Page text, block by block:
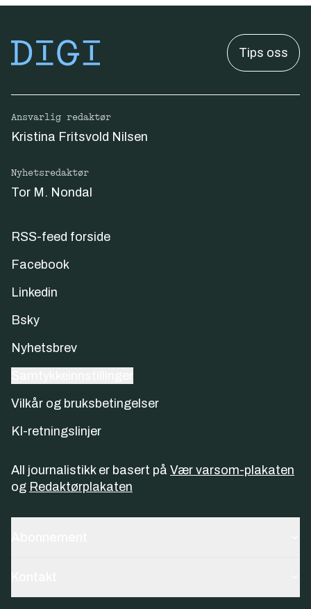
Tips oss
Ansvarlig redaktør
Kristina Fritsvold Nilsen
Nyhetsredaktør
Tor M. Nondal
RSS-feed forside
Facebook
Linkedin
Bsky
Nyhetsbrev
Vilkår og bruksbetingelser
KI-retningslinjer
All journalistikk er basert på Vær varsom-plakaten
og Redaktørplakaten